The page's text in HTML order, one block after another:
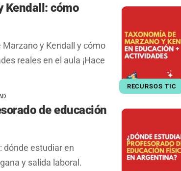
RECURSOS TIC
Kendall: cómo
y Kendall y cómo
reales en el aula ¡Hace
de educación
dónde estudiar en
y salida laboral.